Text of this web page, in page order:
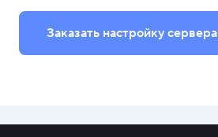
Заказать настройку сервера